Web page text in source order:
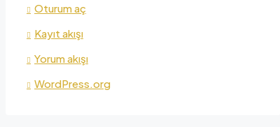
Oturum aç
Kayıt akışı
Yorum akışı
WordPress.org